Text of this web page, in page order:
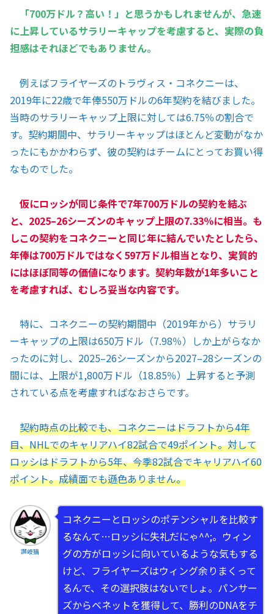
「700万ドル？高い！」と思うかもしれませんが、急速
に上昇しているサラリーキャップを考慮すると、実際の負
担感はそれほどでもありません。
例えばフライヤーズのトラヴィス・コネクニーは、
2019年に22歳で年俸550万ドルの6年契約を結びました。
当時のサラリーキャップ上限に対しては6.75％の割合で
す。契約期間中、サラリーキャップはほとんど変動がなか
ったにもかかわらず、彼の契約はチームにとってお買い得
なものでした。
仮にロッシが同じ条件で7年700万ドルの契約を結ぶ
と、2025–26シーズンのキャップ上限の7.33％に相当。も
しこの契約をコネクニーと同じ年に結んでいたとしたら、
年俸は700万ドルではなく597万ドル相当となり、実質的
にはほぼ同等の価値になります。契約年数が1年多いこと
を考慮すれば、むしろ妥当な内容です。
特に、コネクニーの契約期間中（2019年から）サラリ
ーキャップの上限は650万ドル（7.98％）しか上がらなか
ったのに対し、2025–26シーズンから2027–28シーズンの
間には、上限が1,800万ドル（18.85％）上昇すると予測
されている点を考慮すればなおさらです。
契約時点の比較でも、コネクニーはドラフトから4年
目、NHLでのキャリアハイ82試合で49ポイント。対して
ロッシはドラフトから5年、今季82試合でキャリアハイ60
ポイント。成績面でも遜色ありません。
讃岐猫
コネクニーとロッシのポテンシャルを比較す
るなんて…ロッシに失礼だにゃ^^;。ウィン
グの方がロッシに向いているような気もする
けど、フライヤーズはウィング余りまくって
るんで、その選択肢はないでしょ。パンサー
ズからベネットを獲得して、勝利のDNAをチ